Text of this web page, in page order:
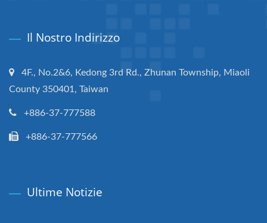
Il Nostro Indirizzo
4F., No.2&6, Kedong 3rd Rd., Zhunan Township, Miaoli
County 350401, Taiwan
+886-37-777588
+886-37-777566
Ultime Notizie